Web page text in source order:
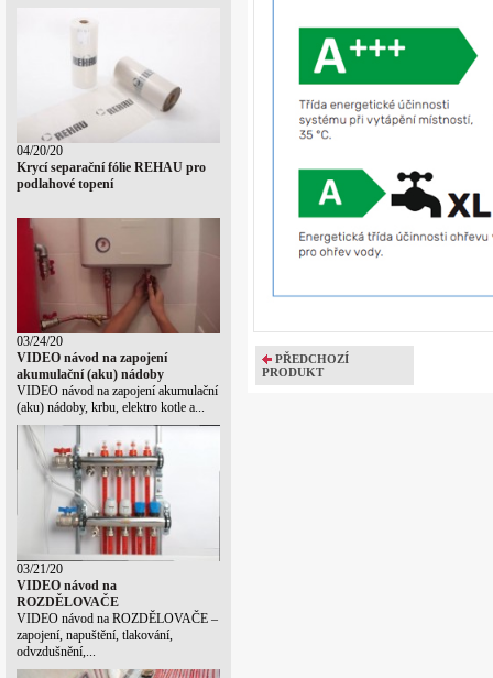
04/20/20
Krycí separační fólie REHAU pro
podlahové topení
03/24/20
VIDEO návod na zapojení
akumulační (aku) nádoby
VIDEO návod na zapojení akumulační
(aku) nádoby, krbu, elektro kotle a...
03/21/20
VIDEO návod na
ROZDĚLOVAČE
VIDEO návod na ROZDĚLOVAČE –
zapojení, napuštění, tlakování,
odvzdušnění,...
PŘEDCHOZÍ
PRODUKT